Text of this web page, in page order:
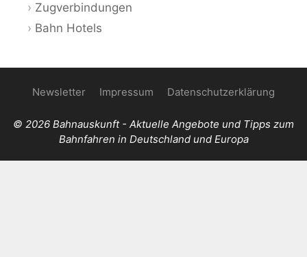
Zugverbindungen
Bahn Hotels
Newsletter Impressum Datenschutzerklärung
© 2026 Bahnauskunft - Aktuelle Angebote und Tipps zum
Bahnfahren in Deutschland und Europa